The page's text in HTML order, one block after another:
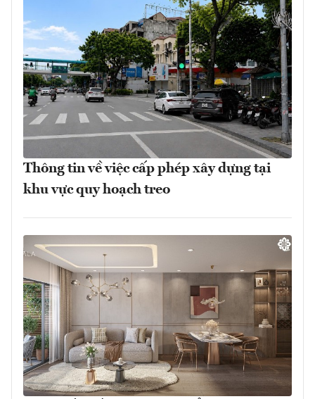
Thông tin về việc cấp phép xây dựng tại
khu vực quy hoạch treo